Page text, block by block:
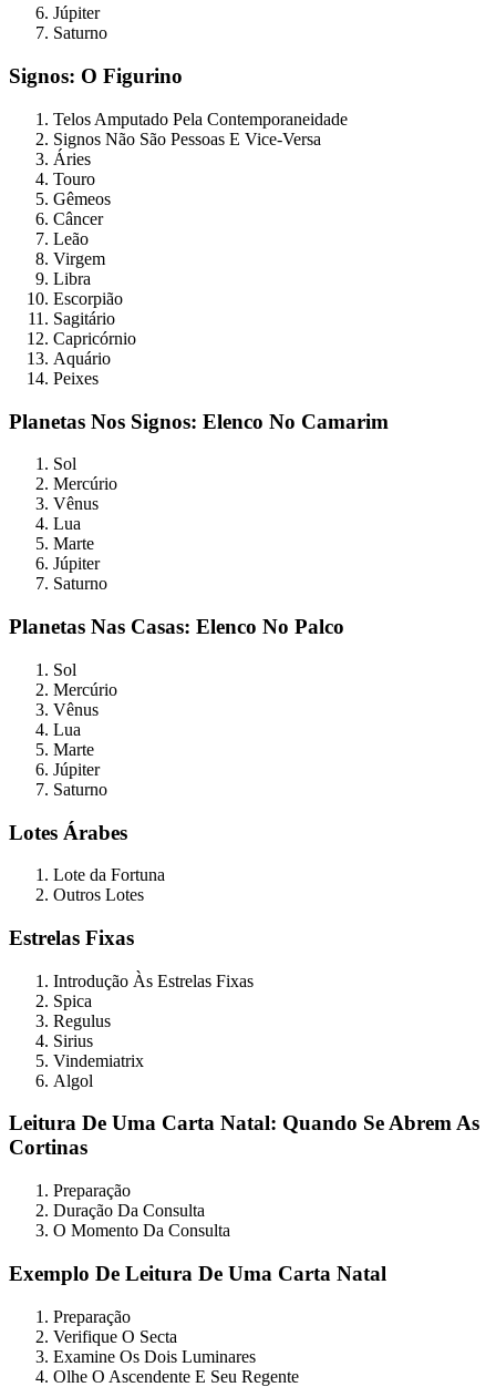
Júpiter
Saturno
Signos: O Figurino
Telos Amputado Pela Contemporaneidade
Signos Não São Pessoas E Vice-Versa
Áries
Touro
Gêmeos
Câncer
Leão
Virgem
Libra
Escorpião
Sagitário
Capricórnio
Aquário
Peixes
Planetas Nos Signos: Elenco No Camarim
Sol
Mercúrio
Vênus
Lua
Marte
Júpiter
Saturno
Planetas Nas Casas: Elenco No Palco
Sol
Mercúrio
Vênus
Lua
Marte
Júpiter
Saturno
Lotes Árabes
Lote da Fortuna
Outros Lotes
Estrelas Fixas
Introdução Às Estrelas Fixas
Spica
Regulus
Sirius
Vindemiatrix
Algol
Leitura De Uma Carta Natal: Quando Se Abrem As
Cortinas
Preparação
Duração Da Consulta
O Momento Da Consulta
Exemplo De Leitura De Uma Carta Natal
Preparação
Verifique O Secta
Examine Os Dois Luminares
Olhe O Ascendente E Seu Regente